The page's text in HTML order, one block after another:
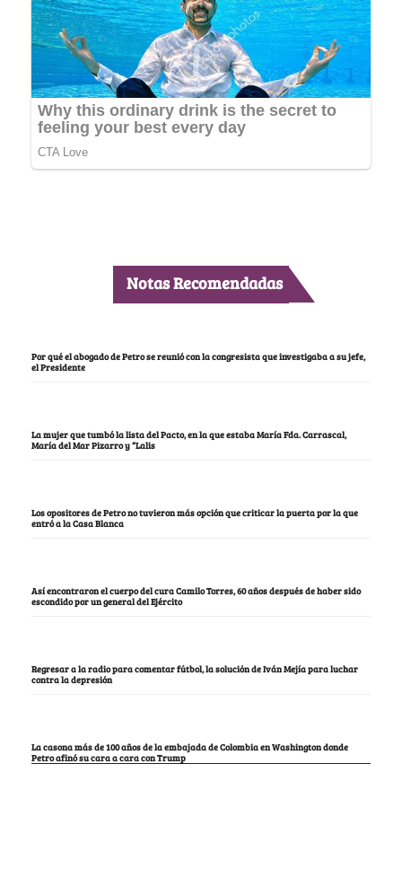
Notas Recomendadas
Por qué el abogado de Petro se reunió con la congresista que investigaba a su jefe,
el Presidente
La mujer que tumbó la lista del Pacto, en la que estaba María Fda. Carrascal,
María del Mar Pizarro y “Lalis
Los opositores de Petro no tuvieron más opción que criticar la puerta por la que
entró a la Casa Blanca
Así encontraron el cuerpo del cura Camilo Torres, 60 años después de haber sido
escondido por un general del Ejército
Regresar a la radio para comentar fútbol, la solución de Iván Mejía para luchar
contra la depresión
La casona más de 100 años de la embajada de Colombia en Washington donde
Petro afinó su cara a cara con Trump